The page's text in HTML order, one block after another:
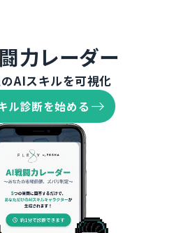
力レーダー
AIスキルを可視化
ル診断を始める